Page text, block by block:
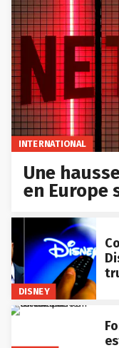
INTERNATIONAL
Une
en Europe
DISNEY